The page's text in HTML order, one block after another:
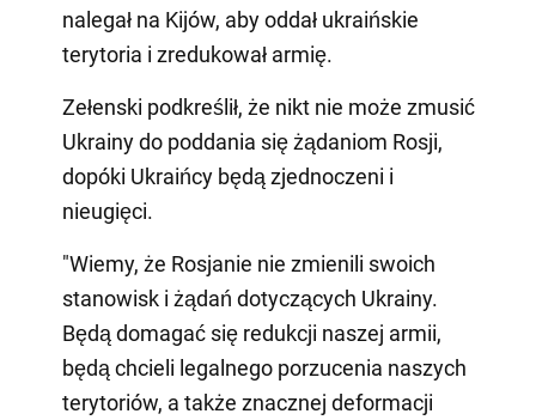
nalegał na Kijów, aby oddał ukraińskie
terytoria i zredukował armię.
Zełenski podkreślił, że nikt nie może zmusić
Ukrainy do poddania się żądaniom Rosji,
dopóki Ukraińcy będą zjednoczeni i
nieugięci.
"Wiemy, że Rosjanie nie zmienili swoich
stanowisk i żądań dotyczących Ukrainy.
Będą domagać się redukcji naszej armii,
będą chcieli legalnego porzucenia naszych
terytoriów, a także znacznej deformacji